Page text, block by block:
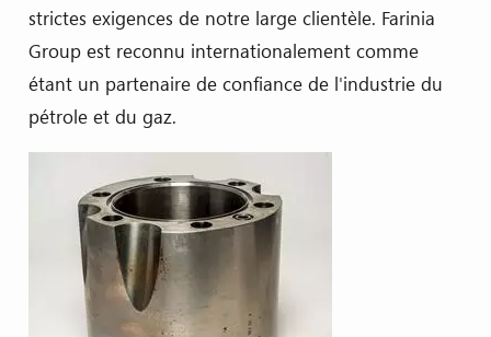
strictes exigences de notre large clientèle. Farinia
Group est reconnu internationalement comme
étant un partenaire de confiance de l'industrie du
pétrole et du gaz.